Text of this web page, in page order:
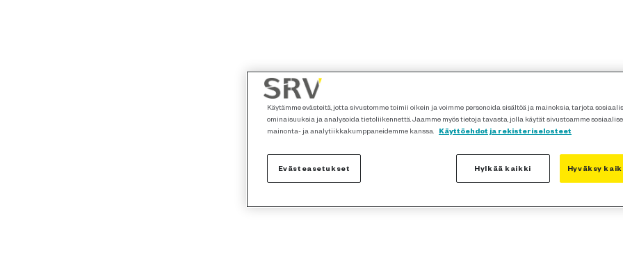
Käytämme evästeitä, jotta sivustomme toimii oikein ja voimme personoida sisältöä ja mainoksia, tarjota
ominaisuuksia ja analysoida tietoliikennettä. Jaamme myös tietoja tavasta, jolla käytät sivustoamme
mainonta- ja analytiikkakumppaneidemme kanssa.
Käyttöehdot ja rekisteriselosteet
Evästeasetukset Hylkää kaikki Hyväksy